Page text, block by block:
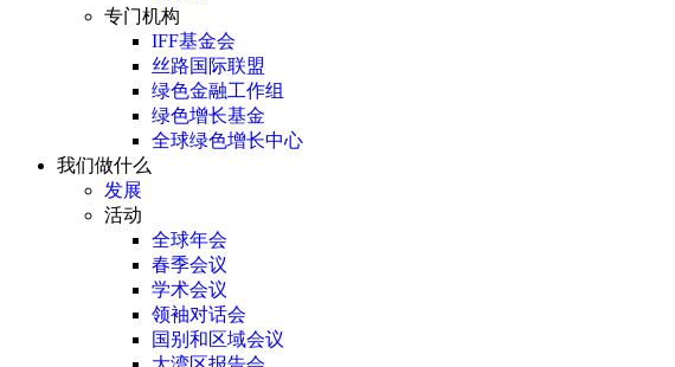
专门机构
IFF基金会
丝路国际联盟
绿色金融工作组
绿色增长基金
全球绿色增长中心
我们做什么
发展
活动
全球年会
春季会议
学术会议
领袖对话会
国别和区域会议